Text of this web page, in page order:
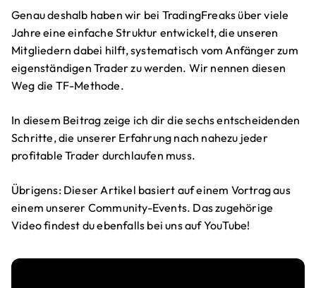
Genau deshalb haben wir bei TradingFreaks über viele
Jahre eine einfache Struktur entwickelt, die unseren
Mitgliedern dabei hilft, systematisch vom Anfänger zum
eigenständigen Trader zu werden. Wir nennen diesen
Weg die TF-Methode.
In diesem Beitrag zeige ich dir die sechs entscheidenden
Schritte, die unserer Erfahrung nach nahezu jeder
profitable Trader durchlaufen muss.
Übrigens: Dieser Artikel basiert auf einem Vortrag aus
einem unserer Community-Events. Das zugehörige
Video findest du ebenfalls bei uns auf YouTube!